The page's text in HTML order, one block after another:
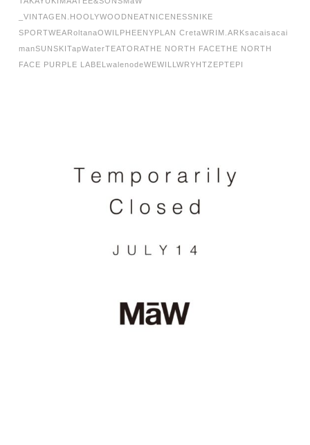
_VINTAGEN.HOOLYWOODNEATNICENESSNIKE
SPORTWEARoltanaOWIL PHEENYPLAN CretaWRIM.ARKsacaisacai
manSUNSKITapWaterTEATORATHE NORTH FACETHE NORTH
FACE PURPLE LABEL walenodeWEWILL WRYHTZEPTEPI